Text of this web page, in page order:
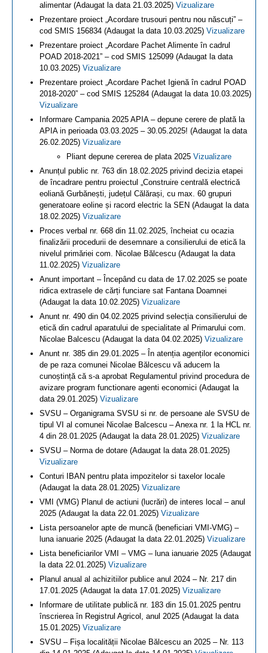
alimentar (Adaugat la data 21.03.2025) Vizualizare
Prezentare proiect „Acordare trusouri pentru nou născuți” –
cod SMIS 156834 (Adaugat la data 10.03.2025) Vizualizare
Prezentare proiect „Acordare Pachet Alimente în cadrul
POAD 2018-2021” – cod SMIS 125099 (Adaugat la data
10.03.2025) Vizualizare
Prezentare proiect „Acordare Pachet Igienă în cadrul POAD
2018-2020” – cod SMIS 125284 (Adaugat la data 10.03.2025)
Vizualizare
Informare Campania 2025 APIA – depune cerere de plată la
APIA in perioada 03.03.2025 – 30.05.2025! (Adaugat la data
26.02.2025) Vizualizare
Pliant depune cererea de plata 2025 Vizualizare
Anunțul public nr. 763 din 18.02.2025 privind decizia etapei
de încadrare pentru proiectul „Construire centrală electrică
eoliană Gurbănești, județul Călărași, cu max. 60 grupuri
generatoare eoline și racord electric la SEN (Adaugat la data
18.02.2025) Vizualizare
Proces verbal nr. 668 din 11.02.2025, încheiat cu ocazia
finalizării procedurii de desemnare a consilierului de etică la
nivelul primăriei com. Nicolae Bălcescu (Adaugat la data
11.02.2025) Vizualizare
Anunt important – Începând cu data de 17.02.2025 se poate
ridica extrasele de cărți funciare sat Fantana Doamnei
(Adaugat la data 10.02.2025) Vizualizare
Anunt nr. 490 din 04.02.2025 privind selecția consilierului de
etică din cadrul aparatului de specialitate al Primarului com.
Nicolae Balcescu (Adaugat la data 04.02.2025) Vizualizare
Anunt nr. 385 din 29.01.2025 – În atenția agenților economici
de pe raza comunei Nicolae Bălcescu vă aducem la
cunoștință că s-a aprobat Regulamentul privind procedura de
avizare program functionare agenti economici (Adaugat la
data 29.01.2025) Vizualizare
SVSU – Organigrama SVSU si nr. de persoane ale SVSU de
tipul VI al comunei Nicolae Balcescu – Anexa nr. 1 la HCL nr.
4 din 28.01.2025 (Adaugat la data 28.01.2025) Vizualizare
SVSU – Norma de dotare (Adaugat la data 28.01.2025)
Vizualizare
Conturi IBAN pentru plata impozitelor si taxelor locale
(Adaugat la data 28.01.2025) Vizualizare
VMI (VMG) Planul de actiuni (lucrări) de interes local – anul
2025 (Adaugat la data 22.01.2025) Vizualizare
Lista persoanelor apte de muncă (beneficiari VMI-VMG) –
luna ianuarie 2025 (Adaugat la data 22.01.2025) Vizualizare
Lista beneficiarilor VMI – VMG – luna ianuarie 2025 (Adaugat
la data 22.01.2025) Vizualizare
Planul anual al achizitiilor publice anul 2024 – Nr. 217 din
17.01.2025 (Adaugat la data 17.01.2025) Vizualizare
Informare de utilitate publică nr. 183 din 15.01.2025 pentru
înscrierea în Registrul Agricol, anul 2025 (Adaugat la data
15.01.2025) Vizualizare
SVSU – Fișa localității Nicolae Bălcescu an 2025 – Nr. 113